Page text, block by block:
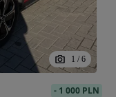
1 / 6
- 1 000 PLN